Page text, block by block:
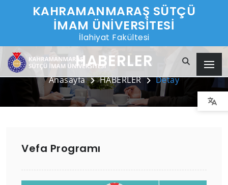
KAHRAMANMARAŞ SÜTÇÜ
İMAM ÜNİVERSİTESİ
İlahiyat Fakültesi
HABERLER
Anasayfa HABERLER Detay
Vefa Programı